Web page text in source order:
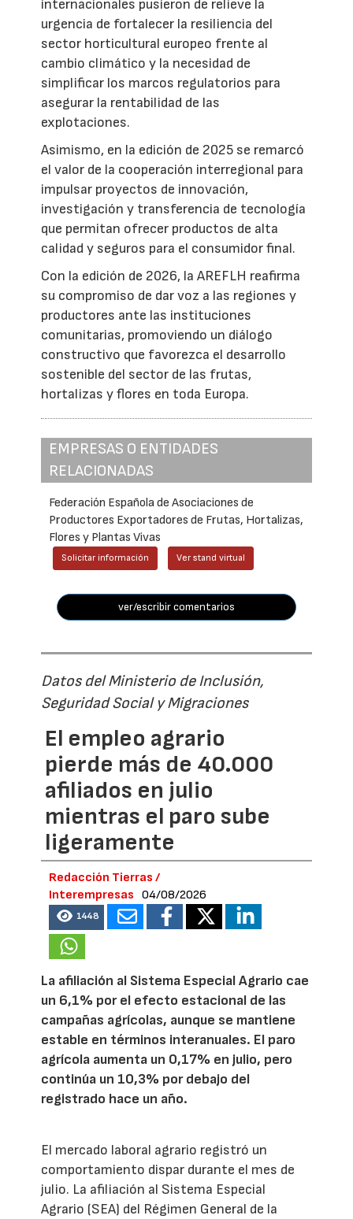
internacionales pusieron de relieve la
urgencia de fortalecer la resiliencia del
sector horticultural europeo frente al
cambio climático y la necesidad de
simplificar los marcos regulatorios para
asegurar la rentabilidad de las
explotaciones.
Asimismo, en la edición de 2025 se remarcó
el valor de la cooperación interregional para
impulsar proyectos de innovación,
investigación y transferencia de tecnología
que permitan ofrecer productos de alta
calidad y seguros para el consumidor final.
Con la edición de 2026, la AREFLH reafirma
su compromiso de dar voz a las regiones y
productores ante las instituciones
comunitarias, promoviendo un diálogo
constructivo que favorezca el desarrollo
sostenible del sector de las frutas,
hortalizas y flores en toda Europa.
EMPRESAS O ENTIDADES
RELACIONADAS
Federación Española de Asociaciones de
Productores Exportadores de Frutas, Hortalizas,
Flores y Plantas Vivas
Solicitar información Ver stand virtual
ver/escribir comentarios
Datos del Ministerio de Inclusión,
Seguridad Social y Migraciones
El empleo agrario
pierde más de 40.000
afiliados en julio
mientras el paro sube
ligeramente
Redacción Tierras /
Interempresas
04/08/2026
1448
La afiliación al Sistema Especial Agrario cae
un 6,1% por el efecto estacional de las
campañas agrícolas, aunque se mantiene
estable en términos interanuales. El paro
agrícola aumenta un 0,17% en julio, pero
continúa un 10,3% por debajo del
registrado hace un año.
El mercado laboral agrario registró un
comportamiento dispar durante el mes de
julio. La afiliación al Sistema Especial
Agrario (SEA) del Régimen General de la